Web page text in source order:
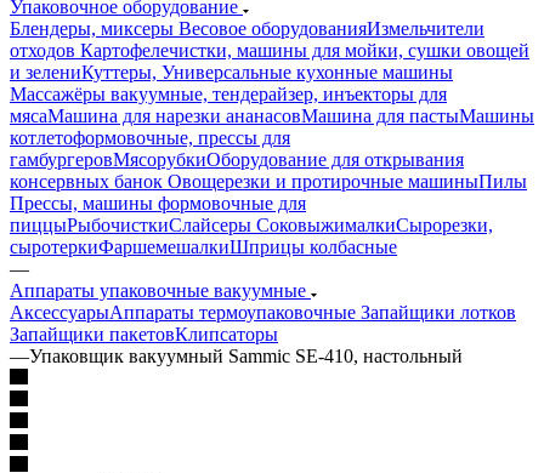
Упаковочное оборудование
Блендеры, миксеры Весовое оборудованияИзмельчители
отходов Картофелечистки, машины для мойки, сушки овощей
и зелениКуттеры, Универсальные кухонные машины
Массажёры вакуумные, тендерайзер, инъекторы для
мясаМашина для нарезки ананасовМашина для пастыМашины
котлетоформовочные, прессы для
гамбургеровМясорубкиОборудование для открывания
консервных банок Овощерезки и протирочные машиныПилы
Прессы, машины формовочные для
пиццыРыбочисткиСлайсеры СоковыжималкиСырорезки,
сыротеркиФаршемешалкиШприцы колбасные
—
Аппараты упаковочные вакуумные
АксессуарыАппараты термоупаковочные Запайщики лотков
Запайщики пакетовКлипсаторы
—Упаковщик вакуумный Sammic SE-410, настольный